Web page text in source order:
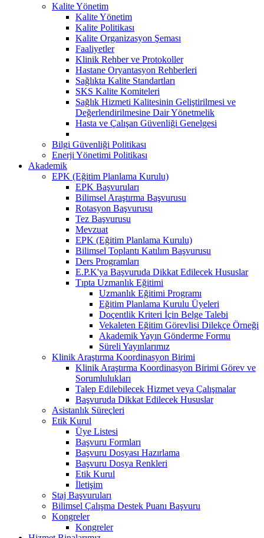
Kalite Yönetim
Kalite Yönetim
Kalite Politikası
Kalite Organizasyon Şeması
Faaliyetler
Klinik Rehber ve Protokoller
Hastane Oryantasyon Rehberleri
Sağlıkta Kalite Standartları
SKS Kalite Komiteleri
Sağlık Hizmeti Kalitesinin Geliştirilmesi ve
Değerlendirilmesine Dair Yönetmelik
Hasta ve Çalışan Güvenliği Genelgesi
Bilgi Güvenliği Politikası
Enerji Yönetimi Politikası
Akademik
EPK (Eğitim Planlama Kurulu)
EPK Başvuruları
Bilimsel Araştırma Başvurusu
Rotasyon Başvurusu
Tez Başvurusu
Mevzuat
EPK (Eğitim Planlama Kurulu)
Bilimsel Toplantı Katılım Başvurusu
Ders Programları
E.P.K'ya Başvuruda Dikkat Edilecek Hususlar
Tıpta Uzmanlık Eğitimi
Uzmanlık Eğitimi Programı
Eğitim Planlama Kurulu Üyeleri
Doçentlik Kriteri İçin Belge Talebi
Vekaleten Eğitim Görevlisi Dilekçe Örneği
Akademik Yayın Gönderme Formu
Süreli Yayınlarımız
Klinik Araştırma Koordinasyon Birimi
Klinik Araştırma Koordinasyon Birimi Görev ve
Sorumlulukları
Talep Edilebilecek Hizmet veya Çalışmalar
Başvuruda Dikkat Edilecek Hususlar
Asistanlık Süreçleri
Etik Kurul
Üye Listesi
Başvuru Formları
Başvuru Dosyası Hazırlama
Başvuru Dosya Renkleri
Etik Kurul
İletişim
Staj Başvuruları
Bilimsel Çalışma Destek Puanı Başvuru
Kongreler
Kongreler